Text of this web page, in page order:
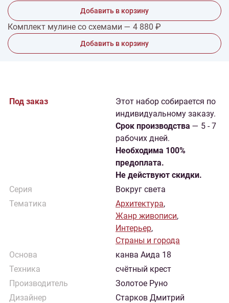
Добавить в корзину
Комплект мулине со схемами — 4 880 ₽
Добавить в корзину
Под заказ
Этот набор собирается по
индивидуальному заказу.
Cрок производства — 5 - 7
рабочих дней.
Необходима 100%
предоплата.
Не действуют скидки.
Серия
Вокруг света
Тематика
Архитектура,
Жанр живописи,
Интерьер,
Страны и города
Основа
канва Аида 18
Техника
счётный крест
Производитель
Золотое Руно
Дизайнер
Старков Дмитрий